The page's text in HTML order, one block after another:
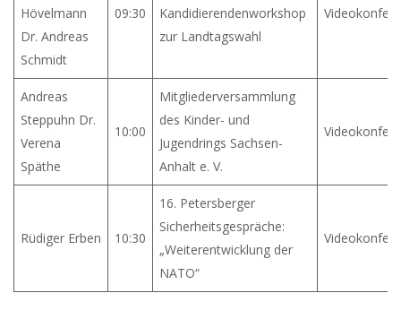
Hövelmann
Dr. Andreas
Schmidt
09:30
Kandidierendenworkshop
zur Landtagswahl
Andreas
Steppuhn Dr.
Verena
Späthe
10:00
Mitgliederversammlung
des Kinder- und
Jugendrings Sachsen-
Anhalt e. V.
Rüdiger Erben 10:30
16. Petersberger
Sicherheitsgespräche:
„Weiterentwicklung der
NATO“